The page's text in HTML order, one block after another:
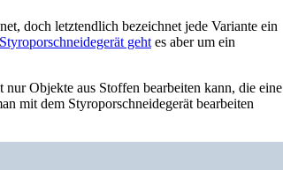
doch letztendlich bezeichnet jede Variante ein
gehtes aber um ein
nur Objekte aus Stoffen bearbeiten kann, die eine
mit dem Styroporschneidegerät bearbeiten